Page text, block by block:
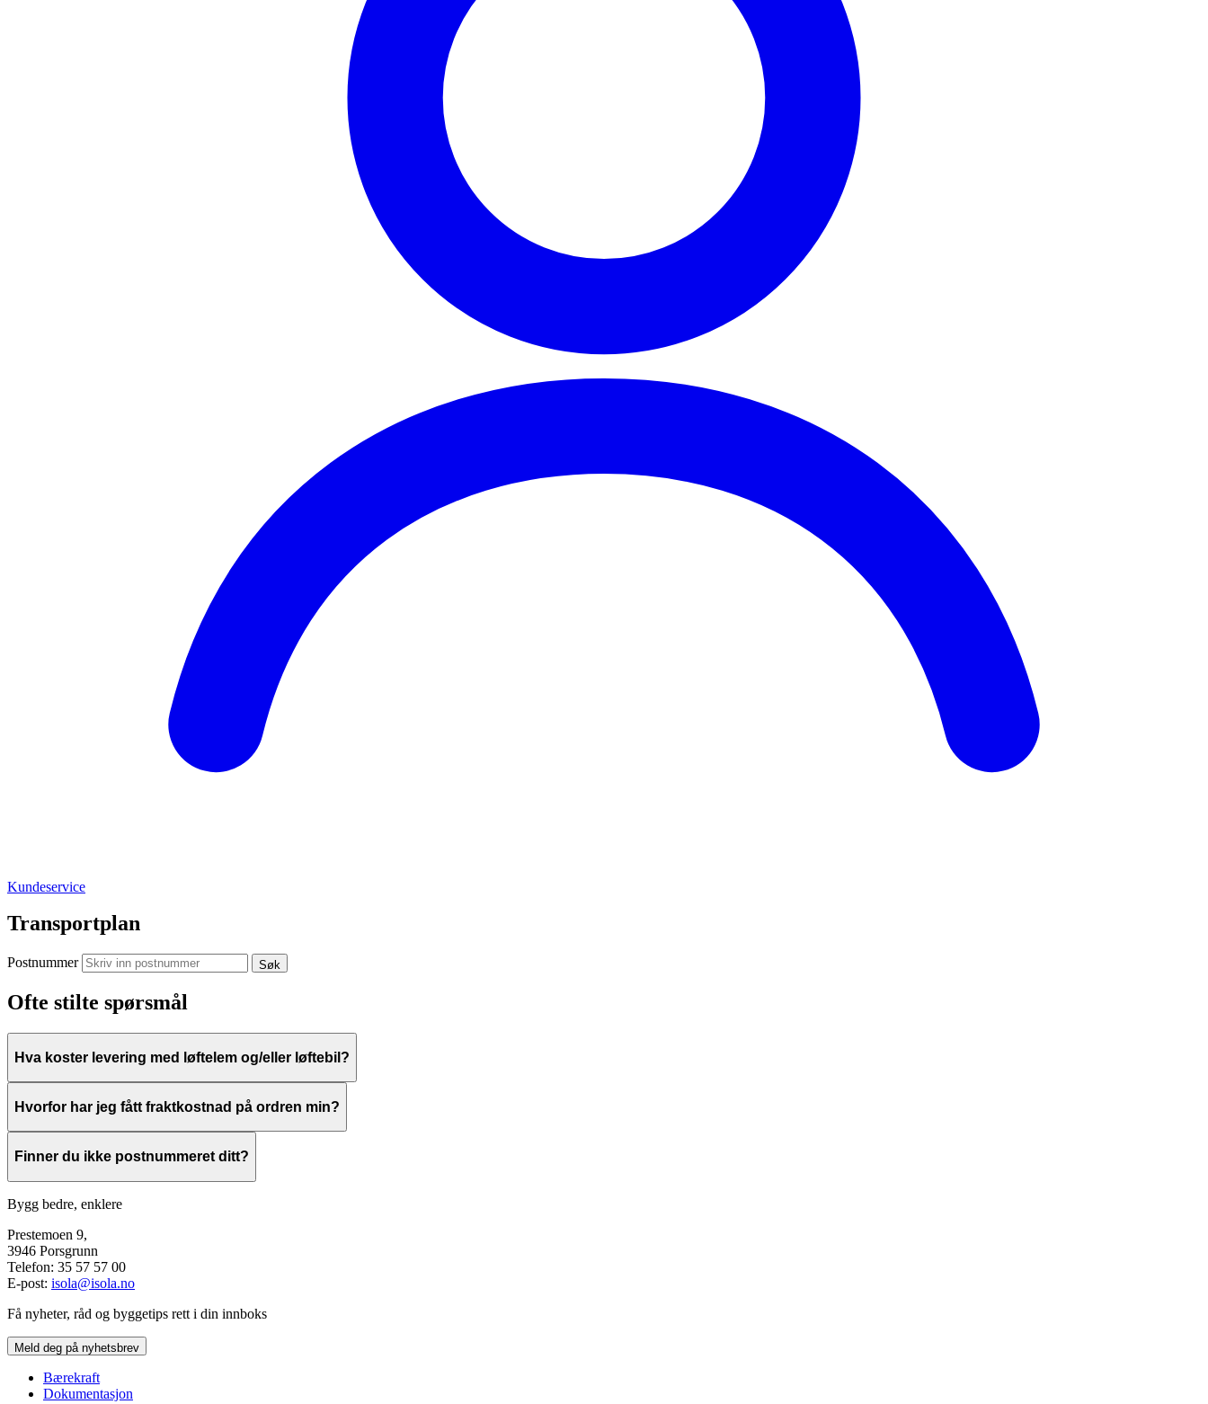
Kundeservice
Transportplan
Postnummer Søk
Ofte stilte spørsmål
Hva koster levering med løftelem og/eller løftebil?
Tillegg for levering med løftelem er kr 500 pr. levering. Dette må avklares ved bestilling. Levering forutsetter at mottaksplassen har fast underlag tilpasset jekketralle.
Pris for levering med løftebil eller annen spesiallevering avhenger av leveringssted, tidsbruk og type levering.
Hvorfor har jeg fått fraktkostnad på ordren min?
Frakt beregnes ut fra blant annet ordrestørrelse, leveringsadresse, leveringsmåte og eventuelle tilleggstjenester.
Finner du ikke postnummeret ditt?
Transportplanen inneholder foreløpig ikke alle postnumre. Dersom postnummeret ditt ikke finnes i oversikten, betyr det ikke nødvendigvis at vi ikke leverer dit. For områder uten fast utkjøringsdag kan
Bygg bedre, enklere
Prestemoen 9,
3946 Porsgrunn
Telefon: 35 57 57 00
E-post: isola@isola.no
Få nyheter, råd og byggetips rett i din innboks
Meld deg på nyhetsbrev
Bærekraft
Dokumentasjon